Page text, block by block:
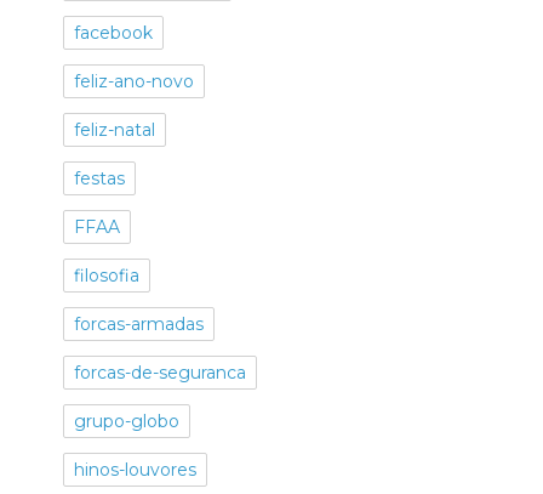
facebook
feliz-ano-novo
feliz-natal
festas
FFAA
filosofia
forcas-armadas
forcas-de-seguranca
grupo-globo
hinos-louvores